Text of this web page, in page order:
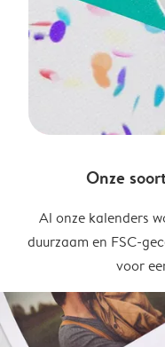
Onze
Al onze kalenders
duurzaam en FSC-
voor